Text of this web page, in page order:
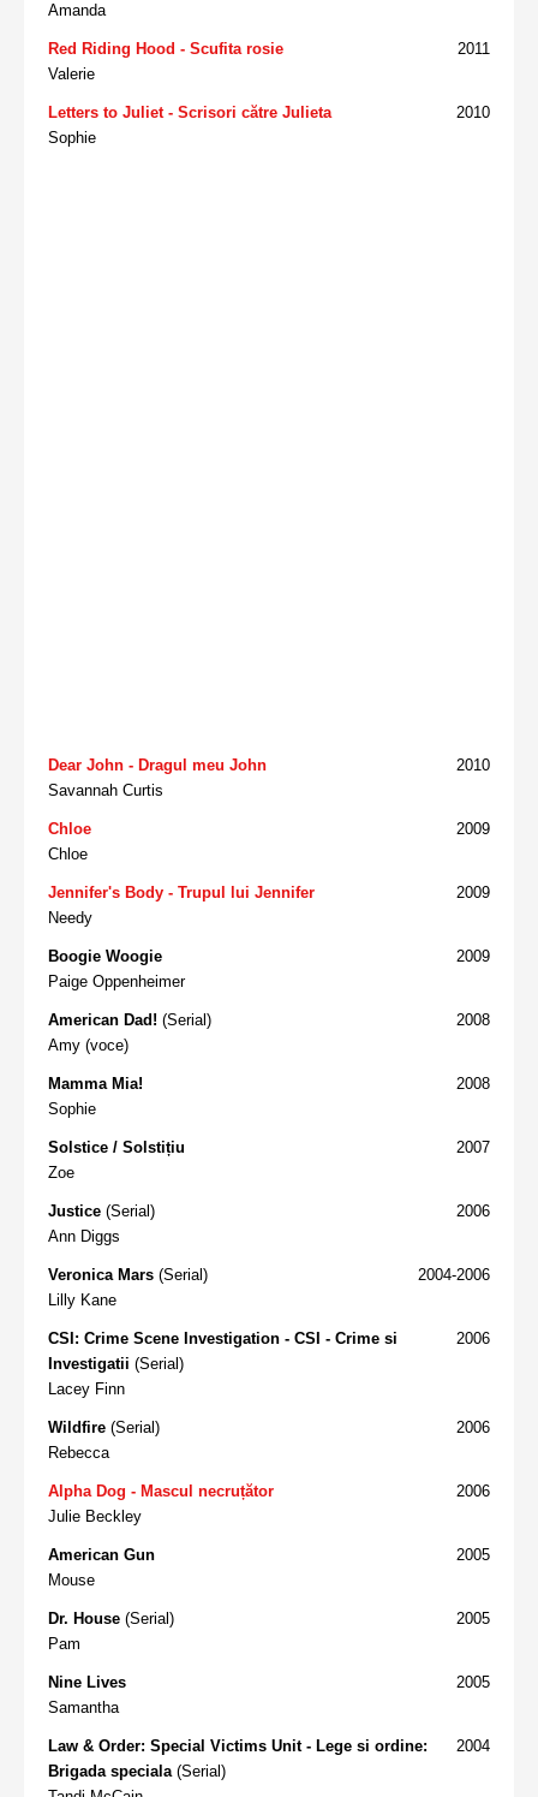
Amanda
2011
Red Riding Hood - Scufita rosie
Valerie
2010
Letters to Juliet - Scrisori către Julieta
Sophie
2010
Dear John - Dragul meu John
Savannah Curtis
2009
Chloe
Chloe
2009
Jennifer's Body - Trupul lui Jennifer
Needy
2009
Boogie Woogie
Paige Oppenheimer
2008
American Dad! (Serial)
Amy (voce)
2008
Mamma Mia!
Sophie
2007
Solstice / Solstițiu
Zoe
2006
Justice (Serial)
Ann Diggs
2004-2006
Veronica Mars (Serial)
Lilly Kane
2006
CSI: Crime Scene Investigation - CSI - Crime si
Investigatii (Serial)
Lacey Finn
2006
Wildfire (Serial)
Rebecca
2006
Alpha Dog - Mascul necruțător
Julie Beckley
2005
American Gun
Mouse
2005
Dr. House (Serial)
Pam
2005
Nine Lives
Samantha
2004
Law & Order: Special Victims Unit - Lege si ordine:
Brigada speciala (Serial)